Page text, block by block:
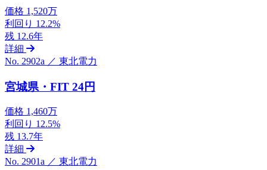
価格 1,520万
利回り 12.2%
残 12.6年
詳細
No. 2902a ／ 東北電力
宮城県・FIT 24円
価格 1,460万
利回り 12.5%
残 13.7年
詳細
No. 2901a ／ 東北電力